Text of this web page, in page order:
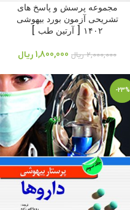
مجموعه پرسش و پاسخ های
تشریحی آزمون بورد بیهوشی
۱۴۰۲ [ آرتین طب ]
2,000,000 ریال 1,800,000 ریال
-23%